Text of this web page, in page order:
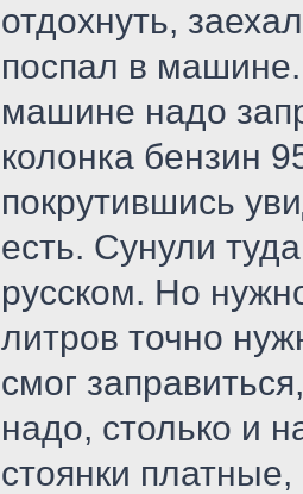
отдохнуть,
поспал в
машине надо
колонка бензин
покрутившись
есть. Сунули
русском. Но
литров точно
смог
надо, столько и
стоянки